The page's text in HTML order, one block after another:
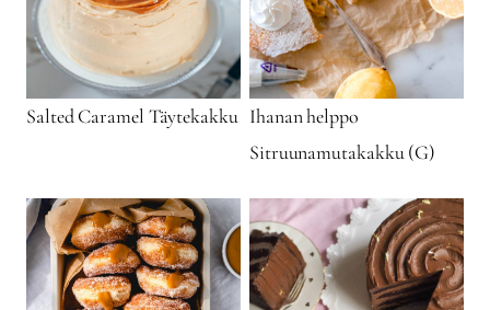
Salted Caramel Täytekakku Ihanan helppo
Sitruunamutakakku (G)